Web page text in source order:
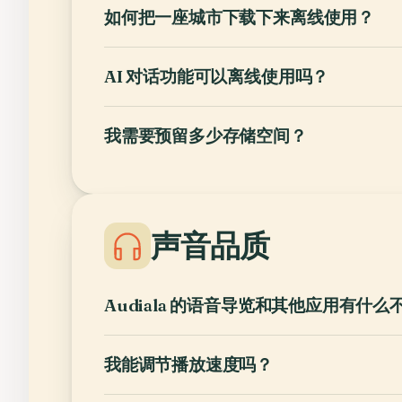
如何把一座城市下载下来离线使用？
AI 对话功能可以离线使用吗？
我需要预留多少存储空间？
声音品质
Audiala 的语音导览和其他应用有什么
我能调节播放速度吗？